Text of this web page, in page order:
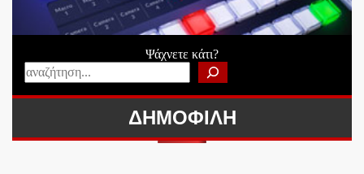
Ψάχνετε κάτι?
ΔΗΜΟΦΙΛΗ